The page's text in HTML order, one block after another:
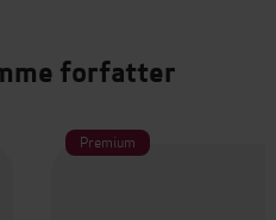
forfatter
Premium